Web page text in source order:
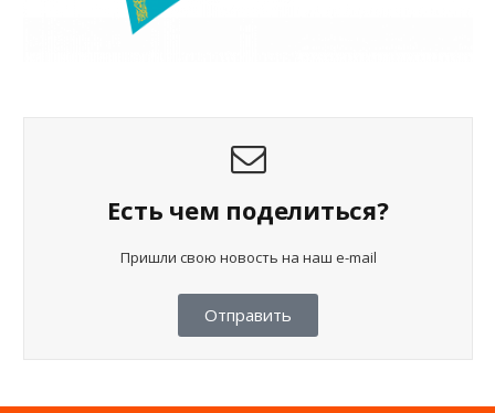
Есть чем поделиться?
Пришли свою новость на наш e-mail
Отправить